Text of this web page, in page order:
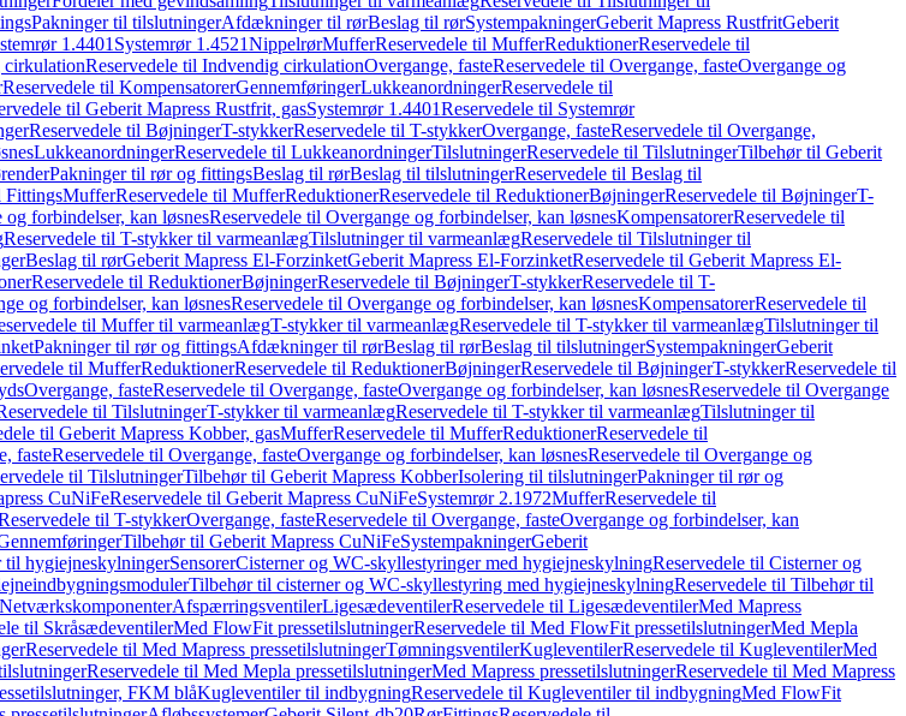
Pakninger til tilslutningerAfdækninger til rørBeslag til rørSystempakningerGeberit Mapress RustfritGeberit
1.4401 Systemrør 1.4521NippelrørMufferReservedele til MufferReduktionerReservedele til
Reservedele til Indvendig cirkulationOvergange, fasteReservedele til Overgange, fasteOvergange og
Reservedele til KompensatorerGennemføringerLukkeanordningerReservedele til
til Geberit Mapress Rustfrit, gasSystemrør 1.4401Reservedele til Systemrør
Reservedele til BøjningerT-stykkerReservedele til T-stykkerOvergange, fasteReservedele til Overgange,
LukkeanordningerReservedele til LukkeanordningerTilslutningerReservedele til TilslutningerTilbehør til Geberit
Pakninger til rør og fittingsBeslag til rørBeslag til tilslutningerReservedele til Beslag til
FittingsMufferReservedele til MufferReduktionerReservedele til ReduktionerBøjningerReservedele til BøjningerT-
og forbindelser, kan løsnesReservedele til Overgange og forbindelser, kan løsnesKompensatorerReservedele til
Reservedele til T-stykker til varmeanlægTilslutninger til varmeanlægReservedele til Tilslutninger til
Beslag til rørGeberit Mapress El-ForzinketGeberit Mapress El-ForzinketReservedele til Geberit Mapress El-
Reservedele til ReduktionerBøjningerReservedele til BøjningerT-stykkerReservedele til T-
og forbindelser, kan løsnesReservedele til Overgange og forbindelser, kan løsnesKompensatorerReservedele til
til Muffer til varmeanlægT-stykker til varmeanlægReservedele til T-stykker til varmeanlægTilslutninger til
Pakninger til rør og fittingsAfdækninger til rørBeslag til rørBeslag til tilslutningerSystempakningerGeberit
til MufferReduktionerReservedele til ReduktionerBøjningerReservedele til BøjningerT-stykkerReservedele til
Overgange, fasteReservedele til Overgange, fasteOvergange og forbindelser, kan løsnesReservedele til Overgange
til TilslutningerT-stykker til varmeanlægReservedele til T-stykker til varmeanlægTilslutninger til
til Geberit Mapress Kobber, gasMufferReservedele til MufferReduktionerReservedele til
fasteReservedele til Overgange, fasteOvergange og forbindelser, kan løsnesReservedele til Overgange og
til TilslutningerTilbehør til Geberit Mapress KobberIsolering til tilslutningerPakninger til rør og
CuNiFeReservedele til Geberit Mapress CuNiFeSystemrør 2.1972MufferReservedele til
til T-stykkerOvergange, fasteReservedele til Overgange, fasteOvergange og forbindelser, kan
Tilbehør til Geberit Mapress CuNiFeSystempakningerGeberit
til hygiejneskylningerSensorerCisterner og WC-skyllestyringer med hygiejneskylningReservedele til Cisterner og
Tilbehør til cisterner og WC-skyllestyring med hygiejneskylningReservedele til Tilbehør til
NetværkskomponenterAfspærringsventilerLigesædeventilerReservedele til LigesædeventilerMed Mapress
til SkråsædeventilerMed FlowFit pressetilslutningerReservedele til Med FlowFit pressetilslutningerMed Mepla
Reservedele til Med Mapress pressetilslutningerTømningsventilerKugleventilerReservedele til KugleventilerMed
Reservedele til Med Mepla pressetilslutningerMed Mapress pressetilslutningerReservedele til Med Mapress
FKM blåKugleventiler til indbygningReservedele til Kugleventiler til indbygningMed FlowFit